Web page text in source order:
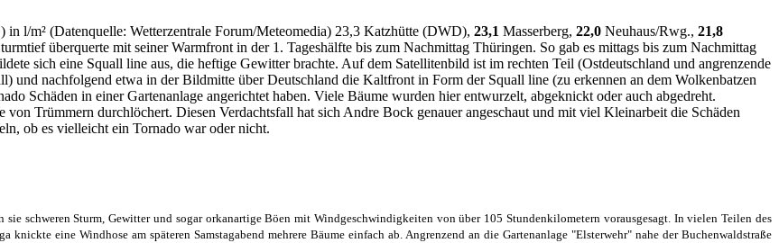
l/m² (Datenquelle: Wetterzentrale Forum/Meteomedia) 23,3 Katzhütte (DWD), 23,1 Masserberg, 22,0 Neuhaus/Rwg., 21,8
überquerte mit seiner Warmfront in der 1. Tageshälfte bis zum Nachmittag Thüringen. So gab es mittags bis zum Nachmittag
sich eine Squall line aus, die heftige Gewitter brachte. Auf dem Satellitenbild ist im rechten Teil (Ostdeutschland und angrenzende
und nachfolgend etwa in der Bildmitte über Deutschland die Kaltfront in Form der Squall line (zu erkennen an dem Wolkenbatzen
Schäden in einer Gartenanlage angerichtet haben. Viele Bäume wurden hier entwurzelt, abgeknickt oder auch abgedreht.
Trümmern durchlöchert. Diesen Verdachtsfall hat sich Andre Bock genauer angeschaut und mit viel Kleinarbeit die Schäden
ob es vielleicht ein Tornado war oder nicht.
schweren Sturm, Gewitter und sogar orkanartige Böen mit Windgeschwindigkeiten von über 105 Stundenkilometern vorausgesagt. In vielen Teilen des
eine Windhose am späteren Samstagabend mehrere Bäume einfach ab. Angrenzend an die Gartenanlage "Elsterwehr" nahe der Buchenwaldstraße